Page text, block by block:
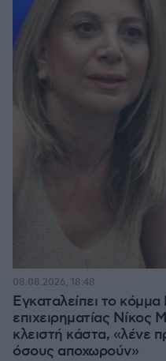
Εγκαταλείπει το
επιχειρηματίας Νίκος
κλειστή κάστα, «λένε
όσους αποχωρούν»
08.08.2026, 18:48